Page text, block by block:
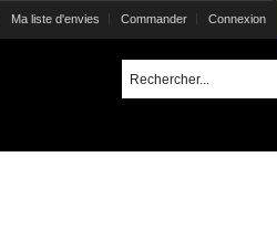
Ma liste d'envies Commander Connexion